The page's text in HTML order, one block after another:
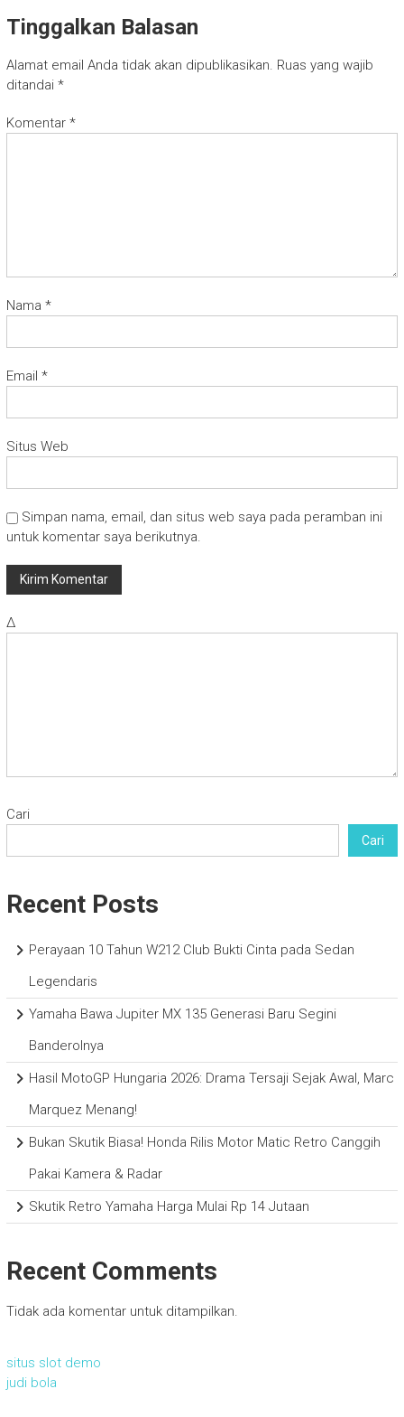
Tinggalkan Balasan
Alamat email Anda tidak akan dipublikasikan. Ruas yang wajib
ditandai *
Komentar *
Nama *
Email *
Situs Web
Simpan nama, email, dan situs web saya pada peramban ini
untuk komentar saya berikutnya.
Δ
Cari
Cari
Recent Posts
Perayaan 10 Tahun W212 Club Bukti Cinta pada Sedan
Legendaris
Yamaha Bawa Jupiter MX 135 Generasi Baru Segini
Banderolnya
Hasil MotoGP Hungaria 2026: Drama Tersaji Sejak Awal, Marc
Marquez Menang!
Bukan Skutik Biasa! Honda Rilis Motor Matic Retro Canggih
Pakai Kamera & Radar
Skutik Retro Yamaha Harga Mulai Rp 14 Jutaan
Recent Comments
Tidak ada komentar untuk ditampilkan.
situs slot demo
judi bola